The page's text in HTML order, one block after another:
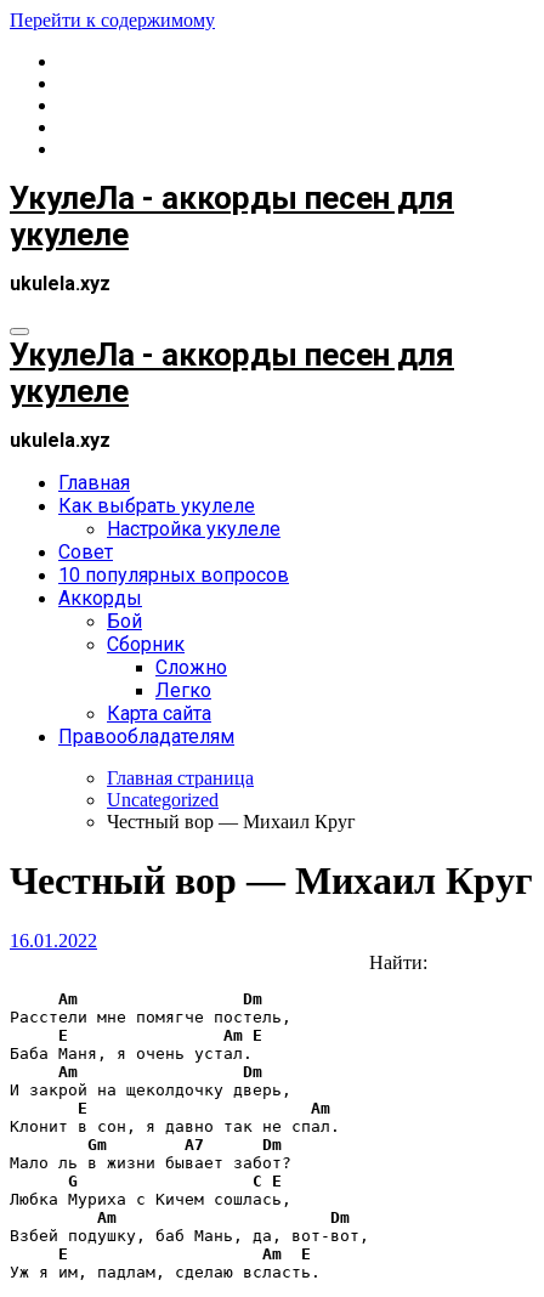
Перейти к содержимому
УкулеЛа - аккорды песен для
укулеле
ukulela.xyz
УкулеЛа - аккорды песен для
укулеле
ukulela.xyz
Главная
Как выбрать укулеле
Настройка укулеле
Совет
10 популярных вопросов
Аккорды
Бой
Сборник
Сложно
Легко
Карта сайта
Правообладателям
Главная страница
Uncategorized
Честный вор — Михаил Круг
Честный вор — Михаил Круг
16.01.2022
Am
Dm
Расстели мне помягче постель,
E
Am E
Баба Маня, я очень устал.
Am
Dm
И закрой на щеколдочку дверь,
E
Am
Клонит в сон, я давно так не спал.
Gm
A7
Dm
Мало ль в жизни бывает забот?
G
C
E
Любка Муриха с Кичем сошлась,
Am
Dm
Взбей подушку, баб Мань, да, вот-вот,
E
Am
E
Уж я им, падлам, сделаю всласть.
Найти: